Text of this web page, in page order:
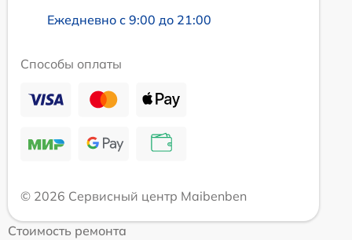
Ежедневно с 9:00 до 21:00
Способы оплаты
© 2026 Сервисный центр Maibenben
Стоимость ремонта